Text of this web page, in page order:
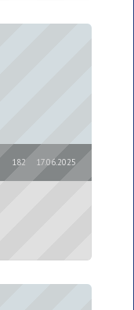
17.06.2025
182